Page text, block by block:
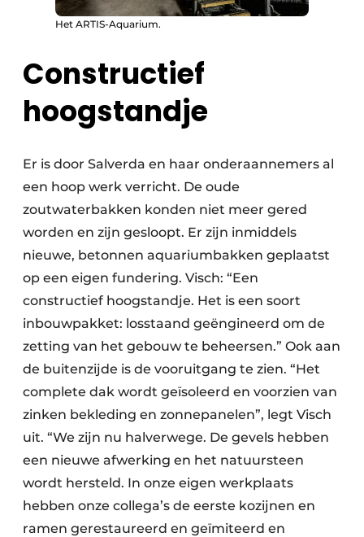
Het ARTIS-Aquarium.
Constructief
hoogstandje
Er is door Salverda en haar onderaannemers al
een hoop werk verricht. De oude
zoutwaterbakken konden niet meer gered
worden en zijn gesloopt. Er zijn inmiddels
nieuwe, betonnen aquariumbakken geplaatst
op een eigen fundering. Visch: “Een
constructief hoogstandje. Het is een soort
inbouwpakket: losstaand geëngineerd om de
zetting van het gebouw te beheersen.” Ook aan
de buitenzijde is de vooruitgang te zien. “Het
complete dak wordt geïsoleerd en voorzien van
zinken bekleding en zonnepanelen”, legt Visch
uit. “We zijn nu halverwege. De gevels hebben
een nieuwe afwerking en het natuursteen
wordt hersteld. In onze eigen werkplaats
hebben onze collega’s de eerste kozijnen en
ramen gerestaureerd en geïmiteerd en